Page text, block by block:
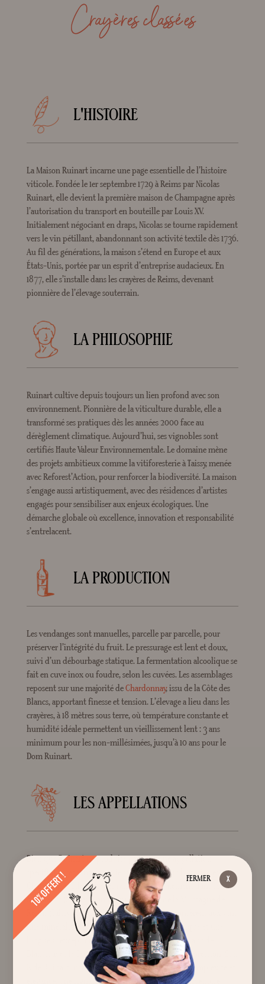
Crayères classées
L'HISTOIRE
La Maison Ruinart incarne une page essentielle de l’histoire
viticole. Fondée le 1er septembre 1729 à Reims par Nicolas
Ruinart, elle devient la première maison de Champagne après
l’autorisation du transport en bouteille par Louis XV.
Initialement négociant en draps, Nicolas se tourne rapidement
vers le vin pétillant, abandonnant son activité textile dès 1736.
Au fil des générations, la maison s’étend en Europe et aux
États-Unis, portée par un esprit d’entreprise audacieux. En
1877, elle s’installe dans les crayères de Reims, devenant
pionnière de l’élevage souterrain.
LA PHILOSOPHIE
Ruinart cultive depuis toujours un lien profond avec son
environnement. Pionnière de la viticulture durable, elle a
transformé ses pratiques dès les années 2000 face au
dérèglement climatique. Aujourd’hui, ses vignobles sont
certifiés Haute Valeur Environnementale. Le domaine mène
des projets ambitieux comme la vitiforesterie à Taissy, menée
avec Reforest’Action, pour renforcer la biodiversité. La maison
s’engage aussi artistiquement, avec des résidences d’artistes
engagés pour sensibiliser aux enjeux écologiques. Une
démarche globale où excellence, innovation et responsabilité
s’entrelacent.
LA PRODUCTION
Les vendanges sont manuelles, parcelle par parcelle, pour
préserver l’intégrité du fruit. Le pressurage est lent et doux,
suivi d’un débourbage statique. La fermentation alcoolique se
fait en cuve inox ou foudre, selon les cuvées. Les assemblages
reposent sur une majorité deChardonnay, issu de la Côte des
Blancs, apportant finesse et tension. L’élevage a lieu dans les
crayères, à 18 mètres sous terre, où température constante et
humidité idéale permettent un vieillissement lent : 3 ans
minimum pour les non-millésimées, jusqu’à 10 ans pour le
Dom Ruinart.
LES APPELLATIONS
Bien que Ruinart ne produise pas sous une appellation
spécifique, ses vins s’appuient sur les terroirs historiques de
Champagne. Elle puise ses raisins principalement dans la Côte
des Blancs (Sillery Grand Cru) et le nord de la Montagne de
Reims (Taissy Premier Cru). Ces sols crayeux confèrent aux vins
une minéralité vive, une grande pureté aromatique et une
longueur exceptionnelle. La maison excelle en Blanc de
Blancs, avec le Dom Ruinart comme sommet d’expression. Son
R de Ruinart incarne l’équilibre entre fraîcheur, complexité et
élégance. Une signature fidèle à l’excellence champenoise,
FERMER
10% OFFERT !